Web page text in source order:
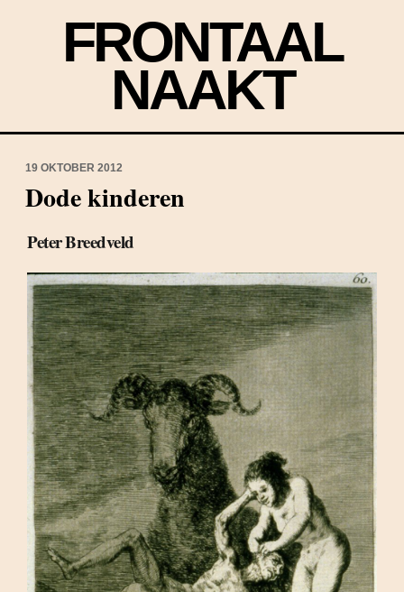
FRONTAAL
NAAKT
19 OKTOBER 2012
Dode kinderen
Peter Breedveld